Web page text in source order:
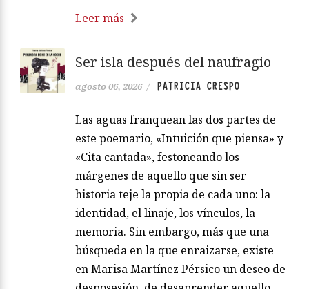
Leer más
Ser isla después del naufragio
agosto 06, 2026 / PATRICIA CRESPO
Las aguas franquean las dos partes de
este poemario, «Intuición que piensa» y
«Cita cantada», festoneando los
márgenes de aquello que sin ser
historia teje la propia de cada uno: la
identidad, el linaje, los vínculos, la
memoria. Sin embargo, más que una
búsqueda en la que enraizarse, existe
en Marisa Martínez Pérsico un deseo de